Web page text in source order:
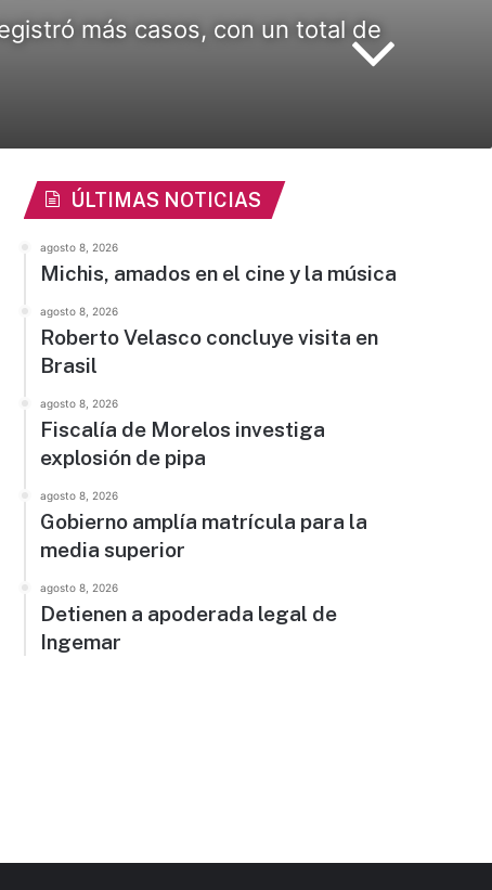
más casos, con un total de
ÚLTIMAS NOTICIAS
agosto 8, 2026
Michis, amados en el cine y la música
agosto 8, 2026
Roberto Velasco concluye visita en
Brasil
agosto 8, 2026
Fiscalía de Morelos investiga
explosión de pipa
agosto 8, 2026
Gobierno amplía matrícula para la
media superior
agosto 8, 2026
Detienen a apoderada legal de
Ingemar